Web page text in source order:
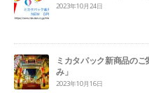
2023年10月24日
ミカタパック新商品の
み」
2023年10月16日